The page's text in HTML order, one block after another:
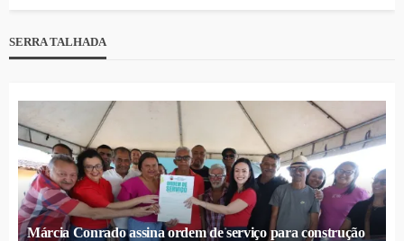
SERRA TALHADA
Márcia Conrado assina ordem de serviço para construção